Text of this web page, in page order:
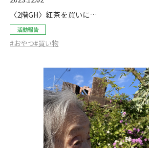
〈2階GH〉紅茶を買いに…
活動報告
#おやつ#買い物